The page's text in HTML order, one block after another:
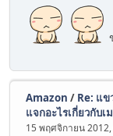
Amazon / Re: แข
แจกอะไรเกี่ยวกับ
15 พฤศจิกายน